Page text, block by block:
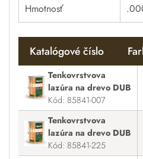
Hmotnosť
Katalógové číslo
Tenkovrstvova
lazúra na drevo DUB
Kód: 85841-007
Tenkovrstvova
lazúra na drevo DUB
Kód: 85841-225